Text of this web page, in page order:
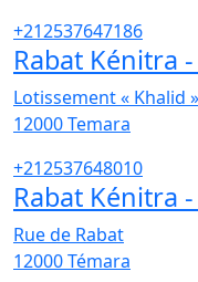
+212537647186
Rabat Kénitra -
Lotissement « Khalid
12000Temara
+212537648010
Rabat Kénitra -
Rue de Rabat
12000Témara